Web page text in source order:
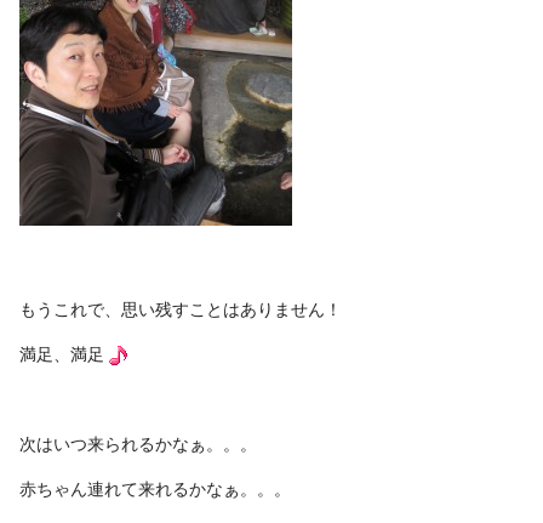
もうこれで、思い残すことはありません！
満足、満足
次はいつ来られるかなぁ。。。
赤ちゃん連れて来れるかなぁ。。。